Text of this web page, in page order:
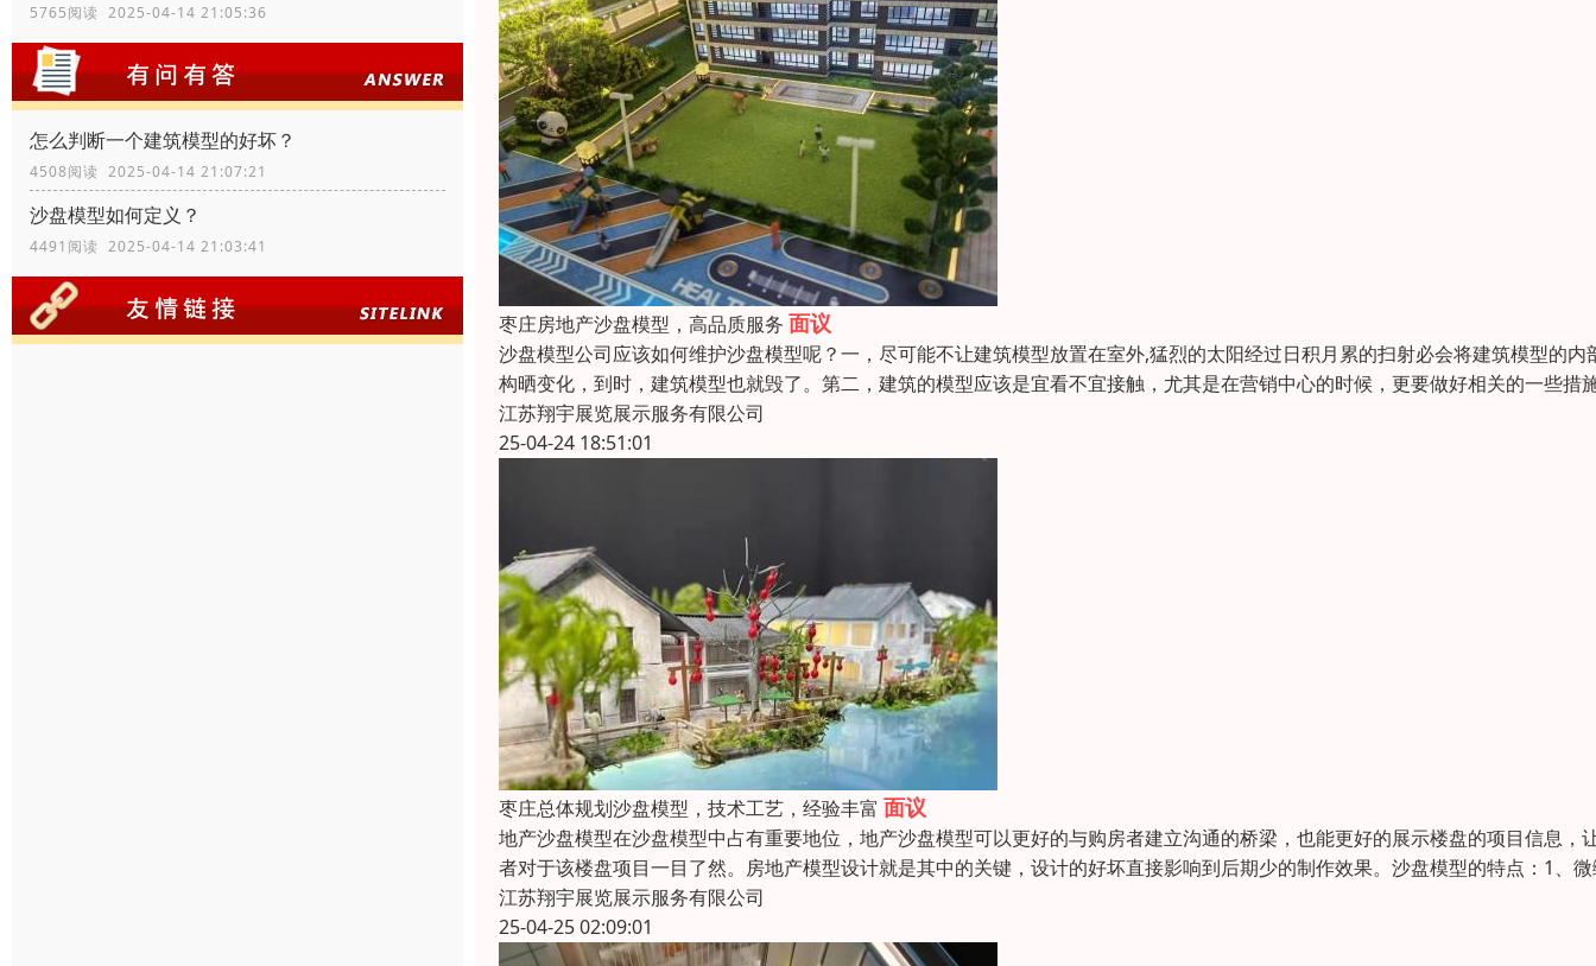
5765阅读 2025-04-14 21:05:36
怎么判断一个建筑模型的好坏？
4508阅读 2025-04-14 21:07:21
沙盘模型如何定义？
4491阅读 2025-04-14 21:03:41
枣庄房地产沙盘模型，高品质服务 面议
沙盘模型公司应该如何维护沙盘模型呢？一，尽可能不让建筑模型放置在室外,猛烈的太阳经过日积月累的扫射必会将建筑模型的内
构晒变化，到时，建筑模型也就毁了。第二，建筑的模型应该是宜看不宜接触，尤其是在营销中心的时候，更要做好相关的一些措
江苏翔宇展览展示服务有限公司
25-04-24 18:51:01
枣庄总体规划沙盘模型，技术工艺，经验丰富 面议
地产沙盘模型在沙盘模型中占有重要地位，地产沙盘模型可以更好的与购房者建立沟通的桥梁，也能更好的展示楼盘的项目信息，
者对于该楼盘项目一目了然。房地产模型设计就是其中的关键，设计的好坏直接影响到后期少的制作效果。沙盘模型的特点：1、
江苏翔宇展览展示服务有限公司
25-04-25 02:09:01